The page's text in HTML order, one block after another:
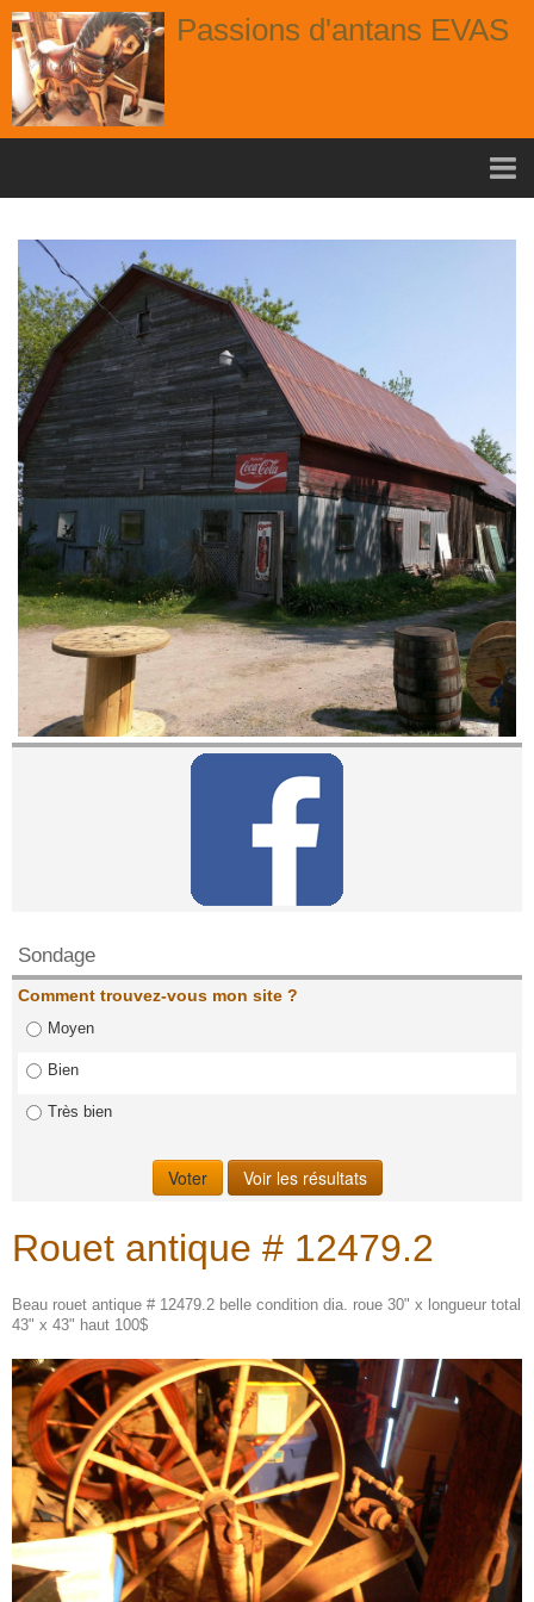
Passions d'antans EVAS
nouvelle arrivage aout
Album
Portes
Fenêtres
Chaises
Contact
Contactez nous!
Sondage
Comment trouvez-vous mon site ?
Moyen
Bien
Très bien
Rouet antique # 12479.2
Beau rouet antique # 12479.2 belle condition dia. roue 30" x longueur total
43" x 43" haut 100$